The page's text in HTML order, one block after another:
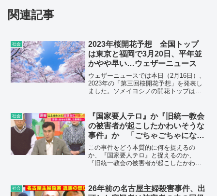
関連記事
社会
2023年桜開花予想 全国トップ
は東京と福岡で3月20日、平年並
かやや早い…ウェザーニュース
ウェザーニュースでは本日（2月16日）、
2023年の「第三回桜開花予想」を発表し
ました。ソメイヨシノの開花トップは東
もやや早い予想です。
社会
『国家要人テロ』か『旧統一教会
の被害者が起こしたかわいそうな
事件』か 「ごちゃごちゃになっ
てはいけない」石原良純さん 安
倍元総理銃撃事件
この事件をどう本質的に何を捉えるの
か、『国家要人テロ』と捉えるのか、
『旧統一教会の被害者が起こしたかわい
社会
26年前の名古屋主婦殺害事件、出